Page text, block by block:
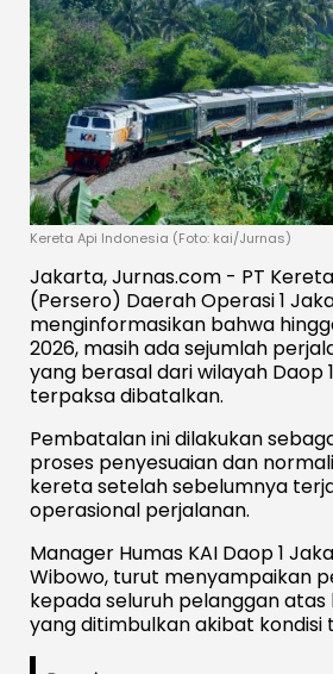
Kereta Api Indonesia (Foto: kai/Jurnas)
Jakarta, Jurnas.com - PT
(Persero) Daerah Operasi 1
menginformasikan bahwa
2026, masih ada sejumlah
yang berasal dari wilayah Daop
terpaksa dibatalkan.
Pembatalan ini dilakukan
proses penyesuaian dan
kereta setelah sebelumnya
operasional perjalanan.
Manager Humas KAI Daop 1
Wibowo, turut menyampaikan
kepada seluruh pelanggan
yang ditimbulkan akibat kondisi